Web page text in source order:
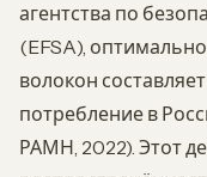
агентства по
(EFSA),
волокон
потребление в
РАМН, 2022). Этот